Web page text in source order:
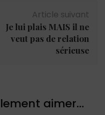
Article suivant
Je lui plais MAIS il ne
veut pas de relation
sérieuse
aimer...